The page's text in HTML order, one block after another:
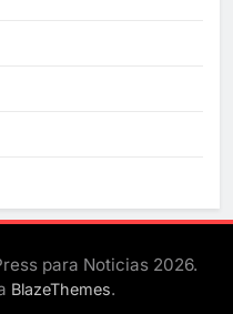
para Noticias 2026.
BlazeThemes.